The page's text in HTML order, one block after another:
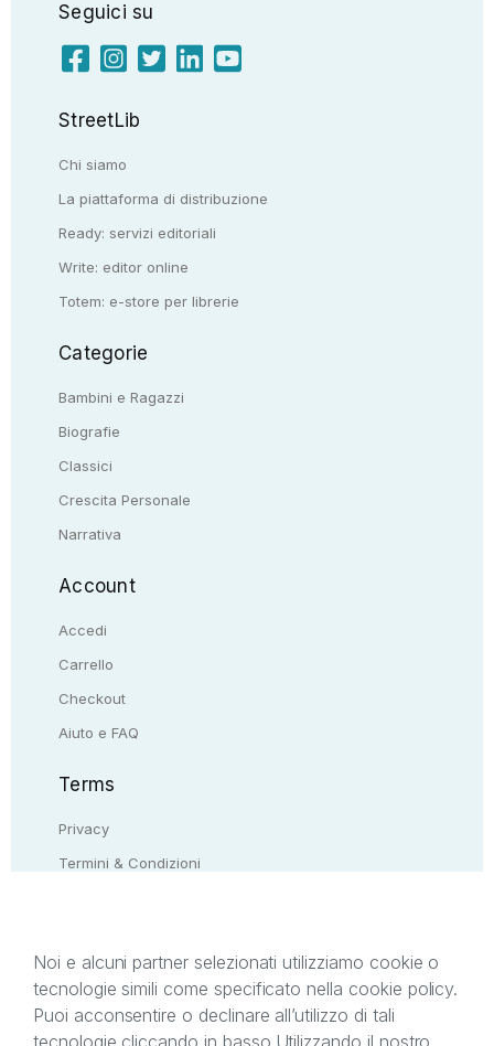
Seguici su
StreetLib
Chi siamo
La piattaforma di distribuzione
Ready: servizi editoriali
Write: editor online
Totem: e-store per librerie
Categorie
Bambini e Ragazzi
Biografie
Classici
Crescita Personale
Narrativa
Account
Accedi
Carrello
Checkout
Aiuto e FAQ
Terms
Privacy
Termini & Condizioni
Il presente sito web è di proprietà di StreetLib S.r.l.
C.F. e P.IVA 05338720963. StreetLib S.r.l. è
Noi e alcuni partner selezionati utilizziamo cookie o
tecnologie simili come specificato nella cookie policy.
Puoi acconsentire o declinare all’utilizzo di tali
tecnologie cliccando in basso. Utilizzando il nostro